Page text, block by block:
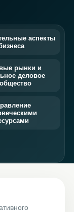
аспекты
рынки и
деловое